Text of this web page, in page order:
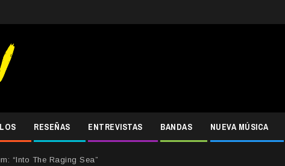
RESEÑAS ENTREVISTAS BANDAS NUEVA MÚSICA
“Into The Raging Sea”